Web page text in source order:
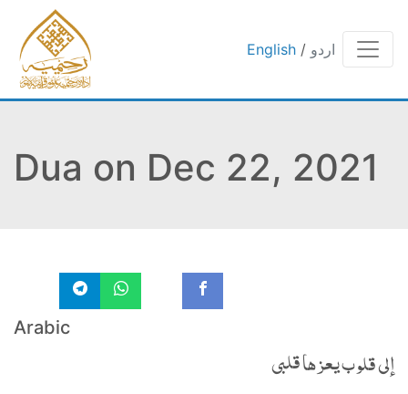
English / اردو
Dua on Dec 22, 2021
Arabic
إلى قلوب يعزها قلبى